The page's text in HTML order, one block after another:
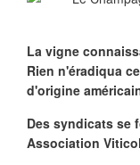
La vigne
Rien n'éradiqua
d'origine
Des syndicats se
Association